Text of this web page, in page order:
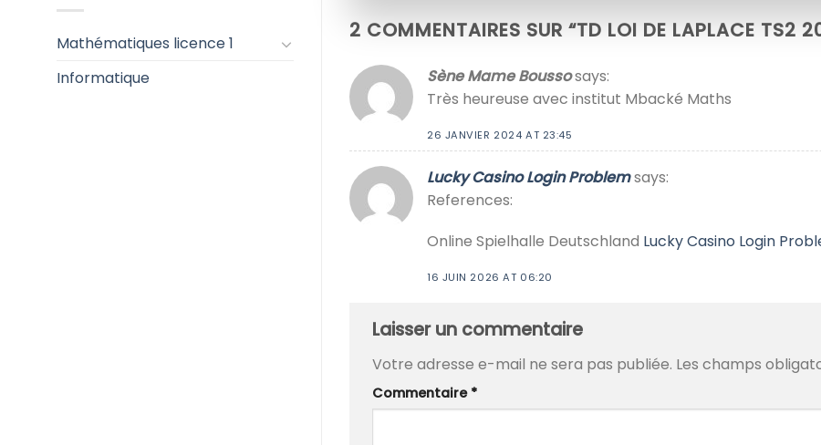
Mathématiques licence 1
Informatique
2 COMMENTAIRES SUR “TD LOI DE LAPLACE TS2
Sène Mame Boussosays:
Très heureuse avec institut Mbacké Maths
26 JANVIER 2024 AT 23:45
Lucky Casino Login Problemsays:
References:
Online Spielhalle Deutschland Lucky Casino Login
16 JUIN 2026 AT 06:20
Laisser un commentaire
Votre adresse e-mail ne sera pas publiée. Les champs
Commentaire *